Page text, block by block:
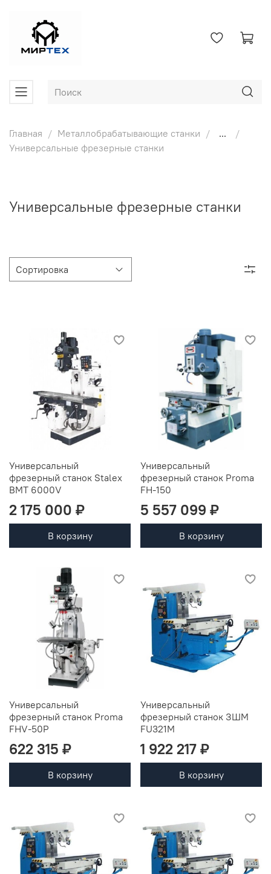
Главная Металлобрабатывающие станки
...
Универсальные фрезерные станки
Универсальные фрезерные станки
Универсальный
фрезерный станок Stalex
BMT 6000V
2 175 000 ₽
В корзину
Универсальный
фрезерный станок Proma
FH-150
5 557 099 ₽
В корзину
Универсальный
фрезерный станок Proma
FHV-50P
622 315 ₽
В корзину
Универсальный
фрезерный станок ЗШМ
FU321M
1 922 217 ₽
В корзину